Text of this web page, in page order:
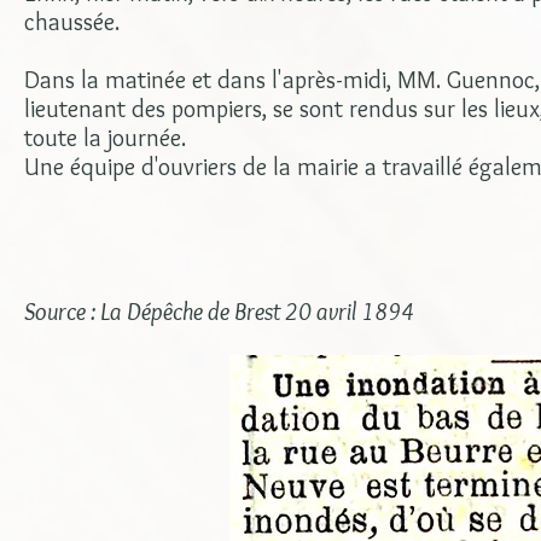
chaussée.
Dans la matinée et dans l'après-midi, MM.
lieutenant des pompiers, se sont rendus sur les
toute la journée.
Une équipe d'ouvriers de la mairie a travaillé
Source : La Dépêche de Brest 20 avril 1894